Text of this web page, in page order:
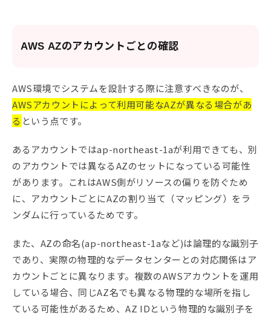
AWS AZのアカウントごとの確認
AWS環境でシステムを設計する際に注意すべきなのが、
AWSアカウントによって利用可能なAZが異なる場合があ
る という点です。
あるアカウントではap-northeast-1aが利用できても、別
のアカウントでは異なるAZのセットになっている可能性
があります。これはAWS側がリソースの偏りを防ぐため
に、アカウントごとにAZの割り当て（マッピング）をラ
ンダムに行っているためです。
また、AZの命名(ap-northeast-1aなど)は論理的な識別子
であり、実際の物理的なデータセンターとの対応関係はア
カウントごとに異なります。複数のAWSアカウントを運用
している場合、同じAZ名でも異なる物理的な場所を指し
ている可能性があるため、AZ IDという物理的な識別子を